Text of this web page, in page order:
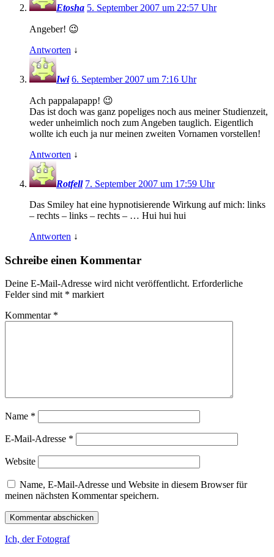
Etosha 5. September 2007 um 22:57 Uhr
Angeber! 😉
Antworten ↓
Iwi 6. September 2007 um 7:16 Uhr
Ach pappalapapp! 😉
Das ist doch was ganz popeliges noch aus meiner Studienzeit,
weder unheimlich noch zum Angeben tauglich. Eigentlich
wollte ich euch ja nur meinen zweiten Vornamen vorstellen!
Antworten ↓
Rotfell 7. September 2007 um 17:59 Uhr
Das Smiley hat eine hypnotisierende Wirkung auf mich: links
– rechts – links – rechts – … Hui hui hui
Antworten ↓
Schreibe einen Kommentar
Deine E-Mail-Adresse wird nicht veröffentlicht. Erforderliche
Felder sind mit * markiert
Kommentar *
Name *
E-Mail-Adresse *
Website
Name, E-Mail-Adresse und Website in diesem Browser für
meinen nächsten Kommentar speichern.
Ich, der Fotograf